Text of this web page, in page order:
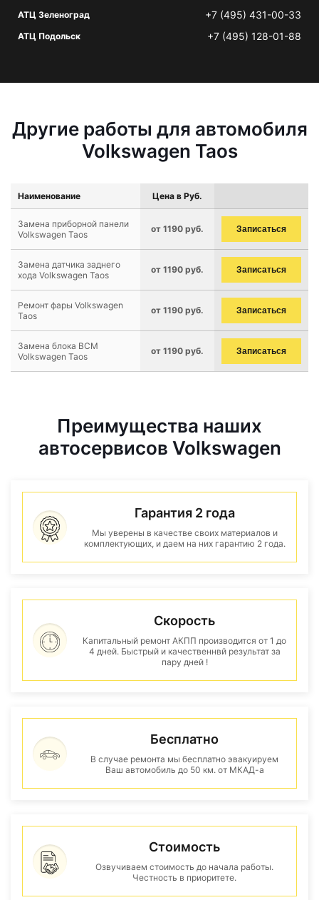
АТЦ Зеленоград +7 (495) 431-00-33
АТЦ Подольск +7 (495) 128-01-88
Другие работы для автомобиля
Volkswagen Taos
Наименование Цена в Руб.
Замена приборной панели
Volkswagen Taos
от 1190 руб. Записаться
Замена датчика заднего
хода Volkswagen Taos
от 1190 руб. Записаться
Ремонт фары Volkswagen
Taos
от 1190 руб. Записаться
Замена блока BCM
Volkswagen Taos
от 1190 руб. Записаться
Преимущества наших
автосервисов Volkswagen
Гарантия 2 года
Мы уверены в качестве своих материалов и
комплектующих, и даем на них гарантию 2 года.
Скорость
Капитальный ремонт АКПП производится от 1 до
4 дней. Быстрый и качественнвй результат за
пару дней !
Бесплатно
В случае ремонта мы бесплатно эвакуируем
Ваш автомобиль до 50 км. от МКАД-а
Стоимость
Озвучиваем стоимость до начала работы.
Честность в приоритете.